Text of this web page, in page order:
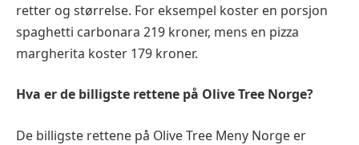
retter og størrelse. For eksempel koster en porsjon
spaghetti carbonara 219 kroner, mens en pizza
margherita koster 179 kroner.
Hva er de billigste rettene på Olive Tree Norge?
De billigste rettene på Olive Tree Meny Norge er